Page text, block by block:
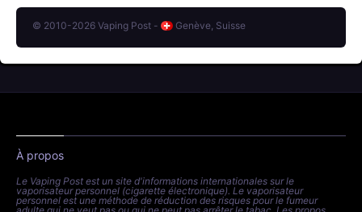
© 2010-2026 Vaping Post - Genève, Suisse
À propos
Le Vaping Post est un site d'informations internationales sur le
vaporisateur personnel (cigarette électronique). Le vaporisateur
personnel est une méthode de réduction des risques pour le fumeur
adulte qui ne veut pas ou qui ne peut pas arrêter le tabac. Les propos